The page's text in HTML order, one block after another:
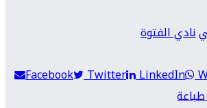
نادي الفتوة
Facebook
Twitter LinkedIn
طباعة